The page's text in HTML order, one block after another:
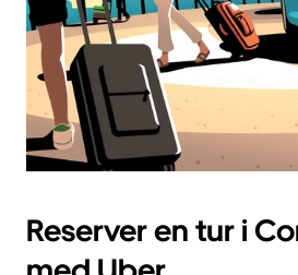
Reserver en tur i